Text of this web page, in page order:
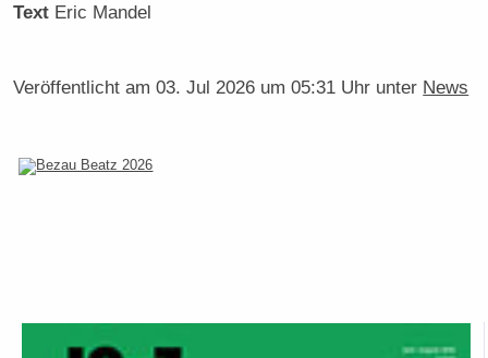
Text Eric Mandel
Veröffentlicht am03. Jul 2026 um 05:31 Uhr unter News